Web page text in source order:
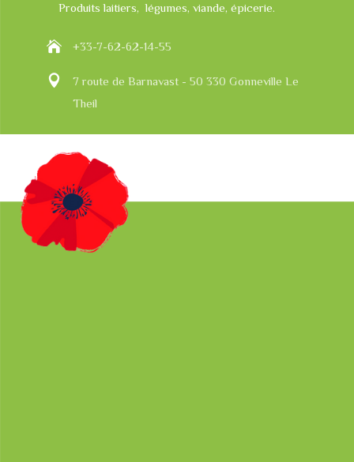
Produits laitiers, légumes, viande, épicerie.
+33-7-62-62-14-55
7 route de Barnavast - 50 330 Gonneville Le
Theil